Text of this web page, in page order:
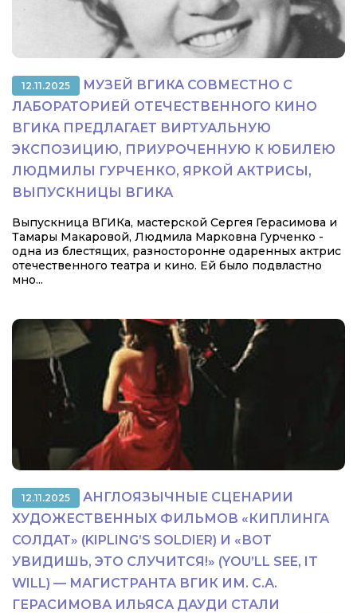
12.11.2025
МУЗЕЙ ВГИКА СОВМЕСТНО С
ЛАБОРАТОРИЕЙ ОТЕЧЕСТВЕННОГО КИНО
ВГИКА ПРЕДЛАГАЕТ ВИРТУАЛЬНУЮ
ЭКСПОЗИЦИЮ, ПРИУРОЧЕННУЮ К ЮБИЛЕЮ
ЛЮДМИЛЫ ГУРЧЕНКО, ЯРКОЙ АКТРИСЫ,
ВЫПУСКНИЦЫ ВГИКА
Выпускница ВГИКа, мастерской Сергея Герасимова и
Тамары Макаровой, Людмила Марковна Гурченко -
одна из блестящих, разносторонне одаренных актрис
отечественного театра и кино. Ей было подвластно
мно...
12.11.2025
АНГЛОЯЗЫЧНЫЕ СЦЕНАРИИ
ХУДОЖЕСТВЕННЫХ ФИЛЬМОВ «КИПЛИНГА
СОЛДАТ» (KIPLING’S SOLDIER) И «ВОТ
УВИДИШЬ, ЭТО СЛУЧИТСЯ!» (YOU’LL SEE, IT
WILL) — МАГИСТРАНТА ВГИК ИМ. С.А.
ГЕРАСИМОВА ИЛЬЯСА ДАУДИ СТАЛИ